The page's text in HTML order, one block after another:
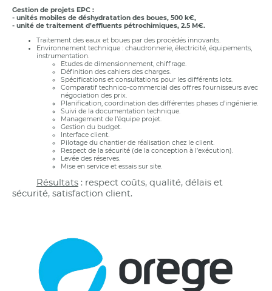
Gestion de projets EPC :
- unités mobiles de déshydratation des boues, 500 k€,
- unité de traitement d’effluents pétrochimiques, 2.5 M€.
Traitement des eaux et boues par des procédés innovants.
Environnement technique : chaudronnerie, électricité, équipements,
instrumentation.
Etudes de dimensionnement, chiffrage.
Définition des cahiers des charges.
Spécifications et consultations pour les différents lots.
Comparatif technico-commercial des offres fournisseurs avec
négociation des prix.
Planification, coordination des différentes phases d’ingénierie.
Suivi de la documentation technique.
Management de l’équipe projet.
Gestion du budget.
Interface client.
Pilotage du chantier de réalisation chez le client.
Respect de la sécurité (de la conception à l’exécution).
Levée des réserves.
Mise en service et essais sur site.
Résultats : respect coûts, qualité, délais et
sécurité, satisfaction client.